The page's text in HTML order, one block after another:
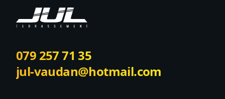
079 257 71 35
jul-vaudan@hotmail.com